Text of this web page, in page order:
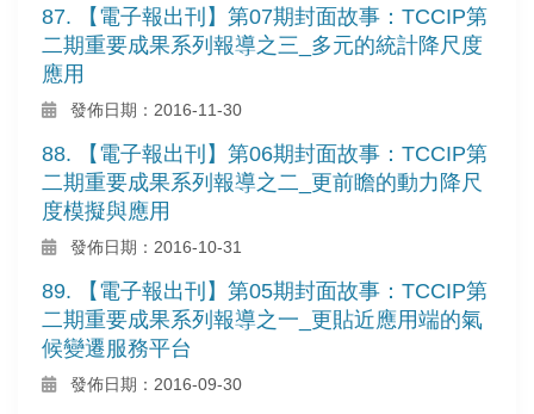
87. 【電子報出刊】第07期封面故事：TCCIP第
二期重要成果系列報導之三_多元的統計降尺度
應用
發佈日期：2016-11-30
88. 【電子報出刊】第06期封面故事：TCCIP第
二期重要成果系列報導之二_更前瞻的動力降尺
度模擬與應用
發佈日期：2016-10-31
89. 【電子報出刊】第05期封面故事：TCCIP第
二期重要成果系列報導之一_更貼近應用端的氣
候變遷服務平台
發佈日期：2016-09-30